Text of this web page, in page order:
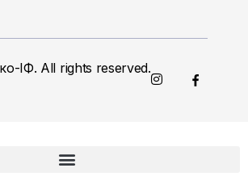
ІФ. All rights reserved.